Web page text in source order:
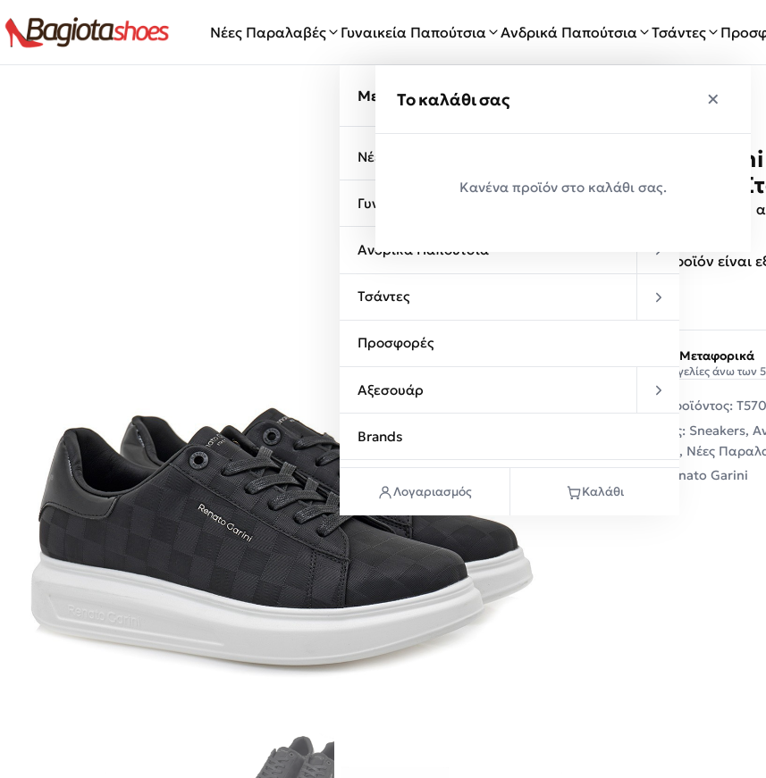
Νέες Παραλαβές
Γυναικεία Παπούτσια Ανδρικά Παπούτσια Τσάντες
Μενού
Νέες Παραλαβές
Γυναικεία Παπούτσια
Ανδρικά Παπούτσια
Τσάντες
Προσφορές
Αξεσουάρ
Brands
Λογαριασμός Καλάθι
Το καλάθι σας ×
Κανένα προϊόν στο καλάθι σας.
Renato
720 Μαύρο
Ανδρικά παπούτσια,
Αυτό το προϊόν
Δωρεάν Μεταφορικά
Σε παραγγελίες άνω των
Κωδικός προϊόντος:
Κατηγορίες: Sneakers,
, Νέες
Renato Garini